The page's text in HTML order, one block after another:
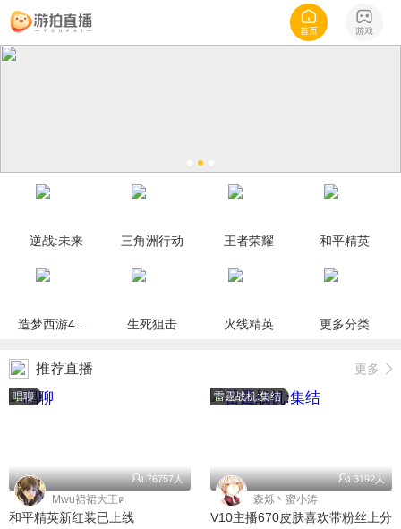
逆战:未来 三角洲行动 王者荣耀 和平精英
造梦西游4手机版 生死狙击 火线精英 更多分类
推荐直播 更多
唱聊
76757人
Mwu裙裙大王ฅ
和平精英新红装已上线
雷霆战机:集结
3192人
森烁丶蜜小涛
V10主播670皮肤喜欢带粉丝上分